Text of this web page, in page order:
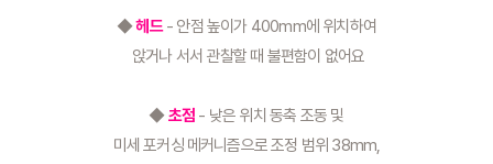
◆ 헤드 - 안점 높이가 400mm에 위치하여
앉거나 서서 관찰할 때 불편함이 없어요
◆ 초점 - 낮은 위치 동축 조동 및
미세 포커싱 메커니즘으로 조정 범위 38mm,